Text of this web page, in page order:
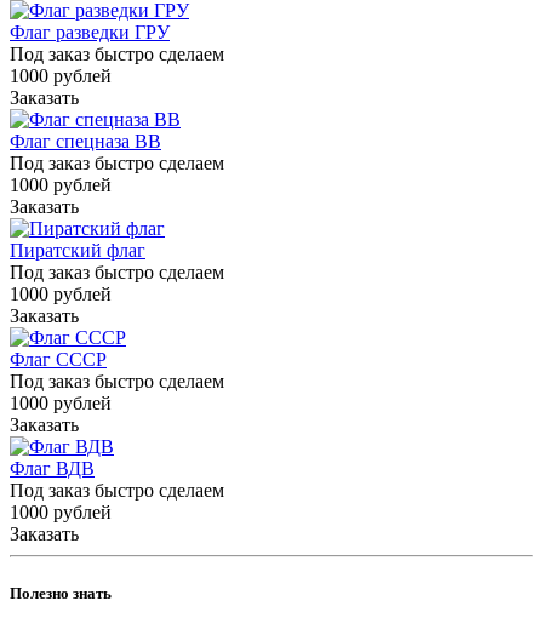
Флаг разведки ГРУ
Под заказ быстро сделаем
1000 рублей
Заказать
Флаг спецназа ВВ
Под заказ быстро сделаем
1000 рублей
Заказать
Пиратский флаг
Под заказ быстро сделаем
1000 рублей
Заказать
Флаг СССР
Под заказ быстро сделаем
1000 рублей
Заказать
Флаг ВДВ
Под заказ быстро сделаем
1000 рублей
Заказать
Полезно знать